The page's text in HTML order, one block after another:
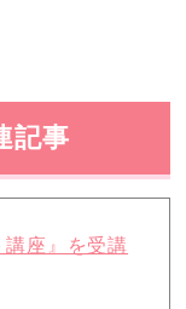
記事
講座』を受講